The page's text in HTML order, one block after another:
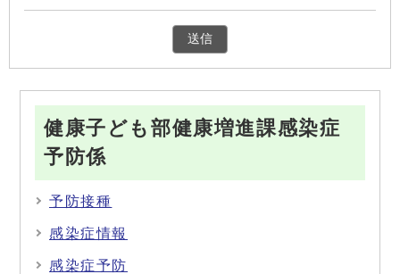
健康子ども部健康増進課感染症
予防係
予防接種
感染症情報
感染症予防